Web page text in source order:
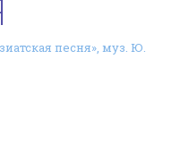
песня», муз. Ю.